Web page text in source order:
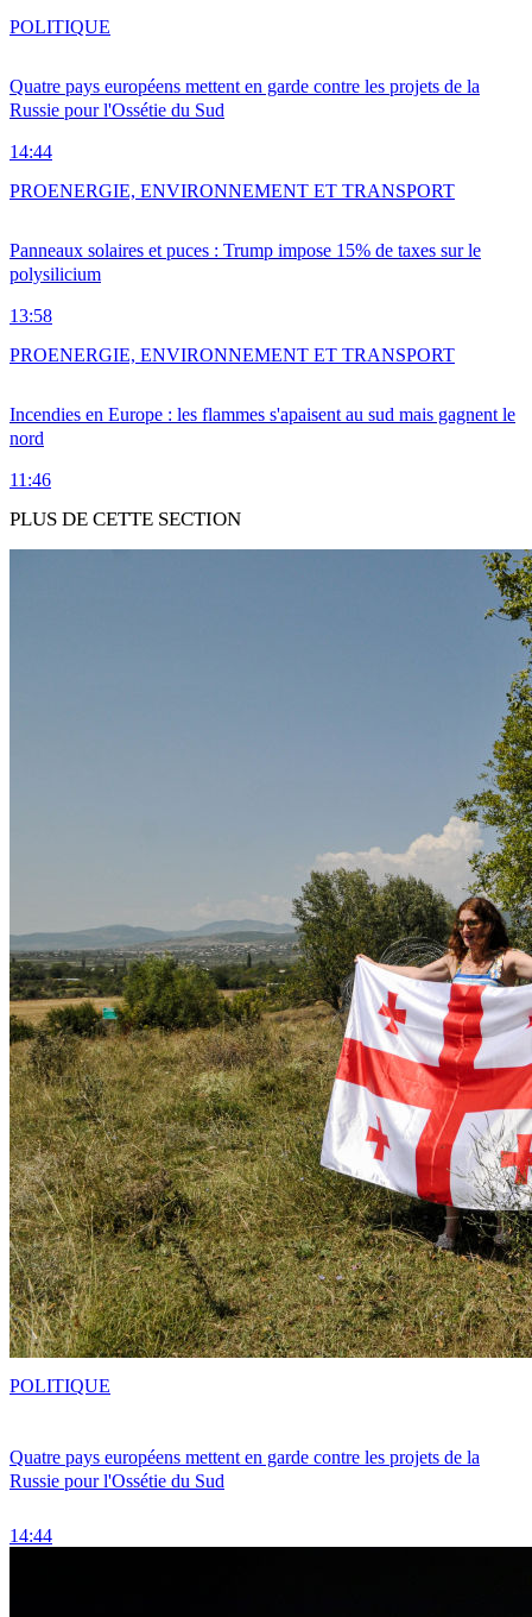
Quatre pays européens mettent en garde contre les projets de la
Russie pour l'Ossétie du Sud
14:44
POLITIQUE
Panneaux solaires et puces : Trump impose 15% de taxes sur le
polysilicium
13:58
PROENERGIE, ENVIRONNEMENT ET TRANSPORT
Incendies en Europe : les flammes s'apaisent au sud mais gagnent le
nord
11:46
PROENERGIE, ENVIRONNEMENT ET TRANSPORT
PLUS DE CETTE SECTION
Quatre pays européens mettent en garde contre les projets de la
Russie pour l'Ossétie du Sud
14:44
POLITIQUE